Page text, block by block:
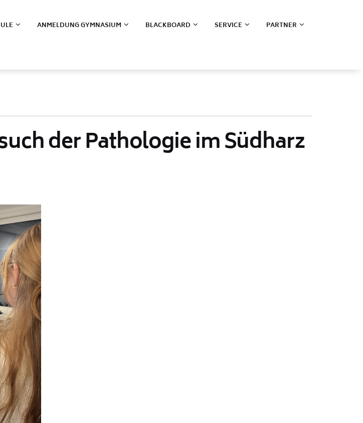
ANMELDUNG GYMNASIUM BLACKBOARD SERVICE PARTNER
der Pathologie im Südharz